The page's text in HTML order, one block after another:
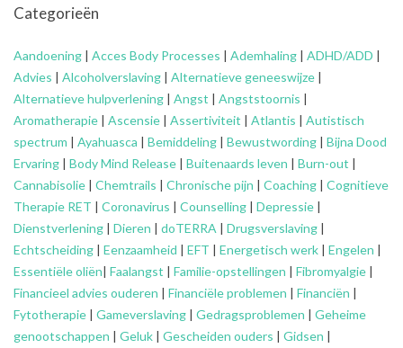
Categorieën
Aandoening | Acces Body Processes | Ademhaling | ADHD/ADD |
Advies | Alcoholverslaving | Alternatieve geneeswijze |
Alternatieve hulpverlening | Angst | Angststoornis |
Aromatherapie | Ascensie | Assertiviteit | Atlantis | Autistisch
spectrum | Ayahuasca | Bemiddeling | Bewustwording | Bijna Dood
Ervaring | Body Mind Release | Buitenaards leven | Burn-out |
Cannabisolie | Chemtrails | Chronische pijn | Coaching | Cognitieve
Therapie RET | Coronavirus | Counselling | Depressie |
Dienstverlening | Dieren | doTERRA | Drugsverslaving |
Echtscheiding | Eenzaamheid | EFT | Energetisch werk | Engelen |
Essentiële oliën| Faalangst | Familie-opstellingen | Fibromyalgie |
Financieel advies ouderen | Financiële problemen | Financiën |
Fytotherapie | Gameverslaving | Gedragsproblemen | Geheime
genootschappen | Geluk | Gescheiden ouders | Gidsen |